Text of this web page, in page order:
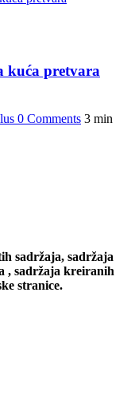
kuća pretvara
0 Comments 3 min
sadržaja, sadržaja
, sadržaja kreiranih
stranice.